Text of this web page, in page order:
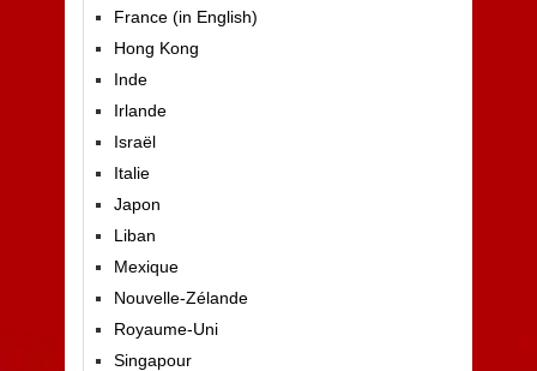
France (in English)
Hong Kong
Inde
Irlande
Israël
Italie
Japon
Liban
Mexique
Nouvelle-Zélande
Royaume-Uni
Singapour